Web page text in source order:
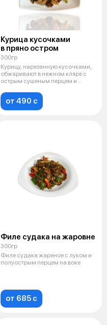
Курица кусочками
в пряно остром
300гр
Курицу, нарезанную кусочками,
обжаривают в нежном кляре с
острым сушеным перцем и
от 490 c
Филе судака на жаровне
300гр
Филе судака жареное с луком и
полуострым перцем на воке
от 685 c